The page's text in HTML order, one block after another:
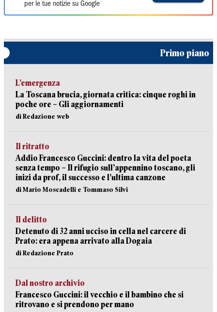
per le tue notizie su Google
Primo piano
L’emergenza
La Toscana brucia, giornata critica: cinque roghi in
poche ore – Gli aggiornamenti
di Redazione web
Il ritratto
Addio Francesco Guccini: dentro la vita del poeta
senza tempo – Il rifugio sull’appennino toscano, gli
inizi da prof, il successo e l’ultima canzone
di Mario Moscadelli e Tommaso Silvi
Il delitto
Detenuto di 32 anni ucciso in cella nel carcere di
Prato: era appena arrivato alla Dogaia
di Redazione Prato
Dal nostro archivio
Francesco Guccini: il vecchio e il bambino che si
ritrovano e si prendono per mano